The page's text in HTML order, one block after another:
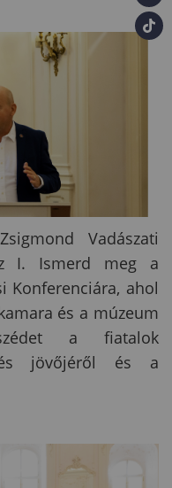
Vadászati
I. Ismerd meg a
Konferenciára, ahol
és a múzeum
a fiatalok
jövőjéről és a